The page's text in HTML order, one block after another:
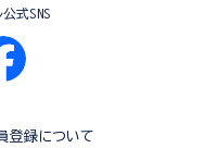
式SNS
登録について